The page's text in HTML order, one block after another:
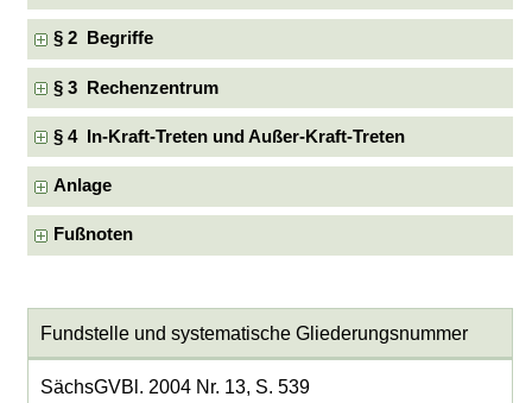
§ 2 Begriffe
§ 3 Rechenzentrum
§ 4 In-Kraft-Treten und Außer-Kraft-Treten
Anlage
Fußnoten
Fundstelle und systematische Gliederungsnummer
SächsGVBl. 2004 Nr. 13, S. 539